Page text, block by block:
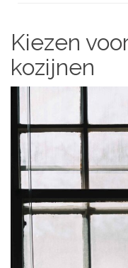
Kiezen
kozijnen